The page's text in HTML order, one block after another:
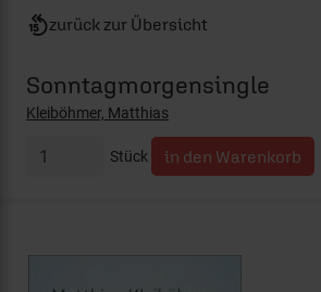
zurück zur Übersicht
Stück
Sonntagmorgensingle
Kleiböhmer, Matthias